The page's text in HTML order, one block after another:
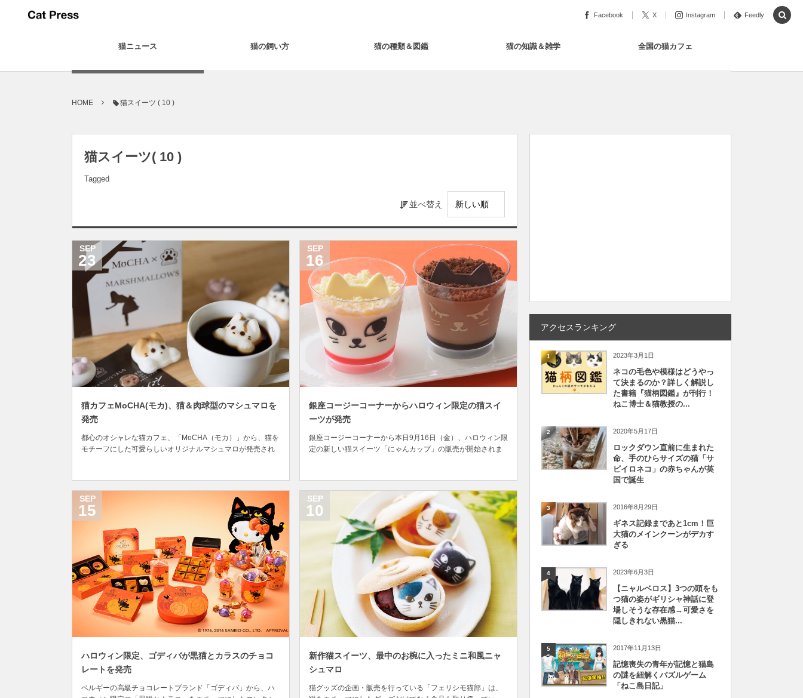
Facebook X Instagram Feedly
猫ニュース 猫の飼い方 猫の種類＆図鑑 猫の知識＆雑学 全国の猫カフェ
HOME 猫スイーツ ( 10 )
猫スイーツ( 10 )
Tagged
並べ替え
猫カフェMoCHA(モカ)、猫＆肉球型のマシュマロを
発売
都心のオシャレな猫カフェ、「MoCHA（モカ）」から、猫を
モチーフにした可愛らしいオリジナルマシュマロが発売され
題を呼び、テレビや雑誌など多くのメディアに取り上げられ
ています。また、衛生面にも力を入れていて、...
SEP
23
銀座コージーコーナーからハロウィン限定の猫スイ
ーツが発売
銀座コージーコーナーから本日9月16日（金）、ハロウィン限
定の新しい猫スイーツ「にゃんカップ」の販売が開始されま
ーから発売になったのは「黒ネコ」と「白ネコ」をイメージ
した2種類のムース状のデザート、そ...
SEP
16
ハロウィン限定、ゴディバが黒猫とカラスのチョコ
レートを発売
ベルギーの高級チョコレートブランド「ゴディバ」から、ハ
SEP
15
新作猫スイーツ、最中のお椀に入ったミニ和風ニャ
シュマロ
猫グッズの企画・販売を行っている「フェリシモ猫部」は、
SEP
10
アクセスランキング
1 2023年3月1日
ネコの毛色や模様はどうやっ
て決まるのか？詳しく解説し
た書籍『猫柄図鑑』が刊行！
ねこ博士＆猫教授の...
2 2020年5月17日
ロックダウン直前に生まれた
命、手のひらサイズの猫「サ
ビイロネコ」の赤ちゃんが英
国で誕生
3 2016年8月29日
ギネス記録まであと1cm！巨
大猫のメインクーンがデカす
ぎる
4 2023年6月3日
【ニャルベロス】3つの頭をも
つ猫の姿がギリシャ神話に登
場しそうな存在感→可愛さを
隠しきれない黒猫...
5 2017年11月13日
記憶喪失の青年が記憶と猫島
の謎を紐解くパズルゲーム
「ねこ島日記」